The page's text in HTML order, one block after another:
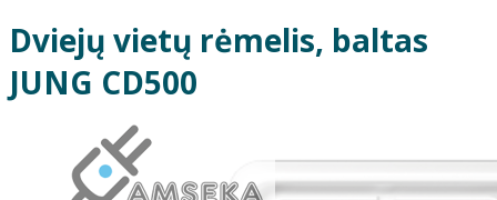
Dviejų vietų rėmelis, baltas
JUNG CD500